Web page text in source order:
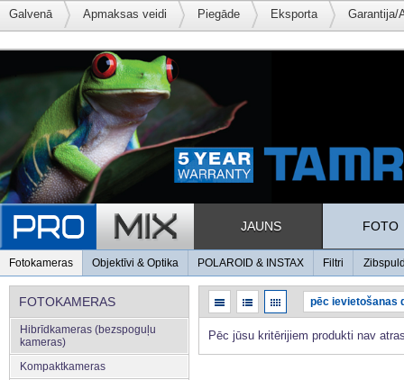
Galvenā Apmaksas veidi Piegāde Eksporta Garantija/
JAUNS FOTO
Fotokameras Objektīvi & Optika POLAROID & INSTAX Filtri
FOTOKAMERAS
Hibrīdkameras (bezspoguļu
kameras)
Kompaktkameras
Pēc jūsu kritērijiem produkti nav